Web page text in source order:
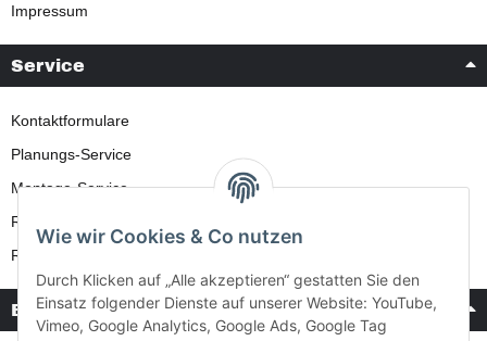
Impressum
Service
Kontaktformulare
Planungs-Service
Montage-Service
Reparatur-Service
Retouren-Service
Bezahlung & Versand
Wie wir Cookies & Co nutzen
Durch Klicken auf „Alle akzeptieren“ gestatten Sie den
Einsatz folgender Dienste auf unserer Website: YouTube,
Vimeo, Google Analytics, Google Ads, Google Tag